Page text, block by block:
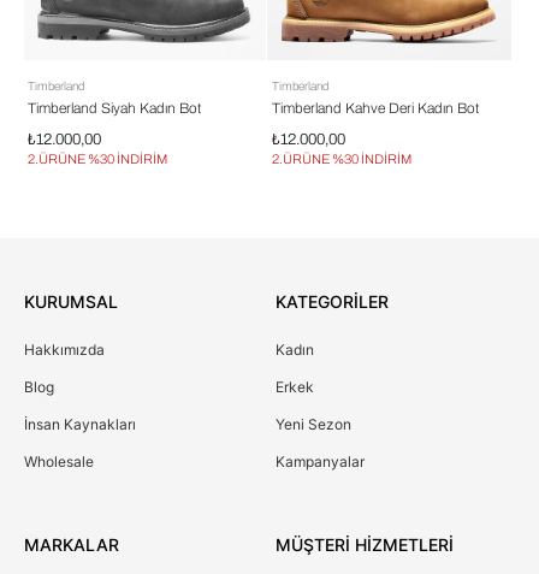
Timberland
Timberland Siyah Kadın Bot
₺12.000,00
2.ÜRÜNE %30 İNDİRİM
Timberland
Timberland Kahve Deri Kadın Bot
₺12.000,00
2.ÜRÜNE %30 İNDİRİM
KURUMSAL
Hakkımızda
Blog
İnsan Kaynakları
Wholesale
KATEGORİLER
Kadın
Erkek
Yeni Sezon
Kampanyalar
MARKALAR MÜŞTERİ HİZMETLERİ